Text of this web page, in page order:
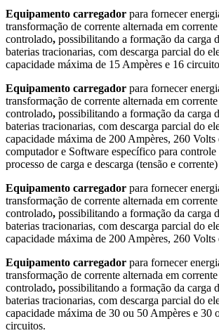
Equipamento carregador para fornecer
transformação de corrente alternada em
controlado, possibilitando a formação da carga
baterias tracionarias, com descarga parcial do
capacidade máxima de 15 Ampères e 16
Equipamento carregador para fornecer
transformação de corrente alternada em
controlado, possibilitando a formação da carga
baterias tracionarias, com descarga parcial do
capacidade máxima de 200 Ampères, 260
computador e Software específico para
processo de carga e descarga (tensão e
Equipamento carregador para fornecer
transformação de corrente alternada em
controlado, possibilitando a formação da carga
baterias tracionarias, com descarga parcial do
capacidade máxima de 200 Ampères, 260 Volts
Equipamento carregador para fornecer
transformação de corrente alternada em
controlado, possibilitando a formação da carga
baterias tracionarias, com descarga parcial do
capacidade máxima de 30 ou 50 Ampères e 30
circuitos.